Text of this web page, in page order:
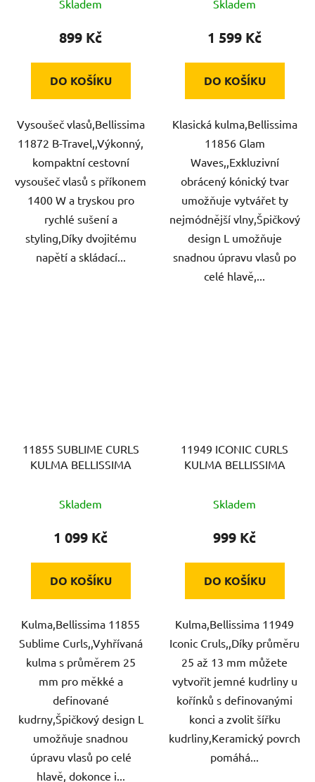
Skladem
899 Kč
DO KOŠÍKU
Vysoušeč vlasů,Bellissima
11872 B-Travel,,Výkonný,
kompaktní cestovní
vysoušeč vlasů s příkonem
1400 W a tryskou pro
rychlé sušení a
styling,Díky dvojitému
napětí a skládací...
Skladem
1 599 Kč
DO KOŠÍKU
Klasická kulma,Bellissima
11856 Glam
Waves,,Exkluzivní
obrácený kónický tvar
umožňuje vytvářet ty
nejmódnější vlny,Špičkový
design L umožňuje
snadnou úpravu vlasů po
celé hlavě,...
11855 SUBLIME CURLS
KULMA BELLISSIMA
Skladem
1 099 Kč
DO KOŠÍKU
Kulma,Bellissima 11855
Sublime Curls,,Vyhřívaná
kulma s průměrem 25
mm pro měkké a
definované
kudrny,Špičkový design L
umožňuje snadnou
úpravu vlasů po celé
hlavě, dokonce i...
11949 ICONIC CURLS
KULMA BELLISSIMA
Skladem
999 Kč
DO KOŠÍKU
Kulma,Bellissima 11949
Iconic Cruls,,Díky průměru
25 až 13 mm můžete
vytvořit jemné kudrliny u
kořínků s definovanými
konci a zvolit šířku
kudrliny,Keramický povrch
pomáhá...